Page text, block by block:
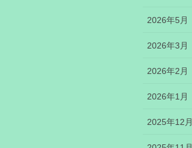
2026年5月
2026年3月
2026年2月
2026年1月
2025年12月